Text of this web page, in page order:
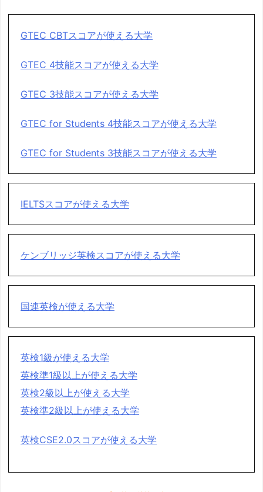
GTEC CBTスコアが使える大学
GTEC 4技能スコアが使える大学
GTEC 3技能スコアが使える大学
GTEC for Students 4技能スコアが使える大学
GTEC for Students 3技能スコアが使える大学
IELTSスコアが使える大学
ケンブリッジ英検スコアが使える大学
国連英検が使える大学
英検1級が使える大学
英検準1級以上が使える大学
英検2級以上が使える大学
英検準2級以上が使える大学
英検CSE2.0スコアが使える大学